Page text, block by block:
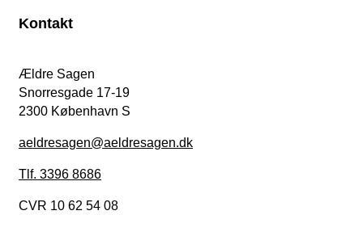
Kontakt
Ældre Sagen
Snorresgade 17-19
2300 København S
aeldresagen@aeldresagen.dk
Tlf. 3396 8686
CVR 10 62 54 08